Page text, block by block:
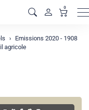
0
Emissions 2020 - 1908
agricole